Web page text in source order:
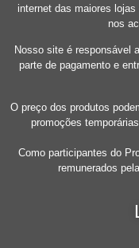
internet das maiores
nos
Nosso site é responsável
parte de pagamento e
O preço dos produtos
promoções
Como participantes do
remunerados